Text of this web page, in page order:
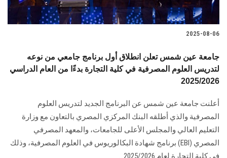
2025-08-06
جامعة عين شمس تعلن انطلاق أول برنامج جامعي من نوعه
لتدريس العلوم المصرفية في كلية التجارة بدءًا من العام الدراسي
2025/2026
أعلنت جامعة عين شمس عن البرنامج الجديد لتدريس العلوم
المصرفية والذي أطلقه البنك المركزي المصري بالتعاون مع وزارة
التعليم العالي والمجلس الأعلى للجامعات، والمعهد المصرفي
المصري (EBI) برنامج شهادة البكالوريوس في العلوم المصرفية، وذلك
في كلية التجارة لعام 2025/2026...